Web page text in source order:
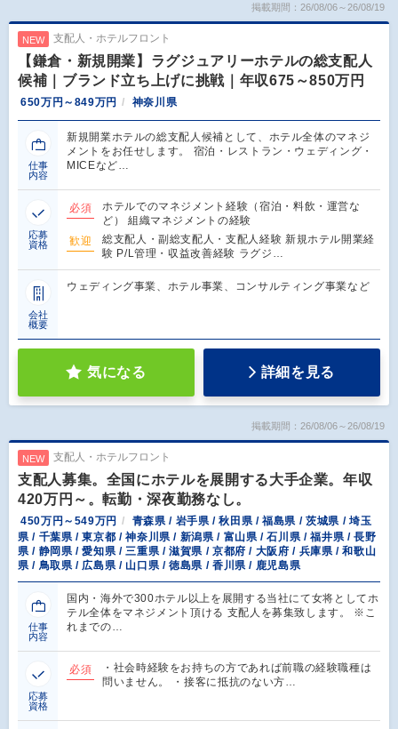
掲載期間：26/08/06～26/08/19
NEW 支配人・ホテルフロント
【鎌倉・新規開業】ラグジュアリーホテルの総支配人
候補｜ブランド立ち上げに挑戦｜年収675～850万円
650万円～849万円 神奈川県
仕事
内容
新規開業ホテルの総支配人候補として、ホテル全体のマネジ
メントをお任せします。 宿泊・レストラン・ウェディング・
MICEなど…
応募
資格
必須
ホテルでのマネジメント経験（宿泊・料飲・運営な
ど） 組織マネジメントの経験
歓迎
総支配人・副総支配人・支配人経験 新規ホテル開業経
験 P/L管理・収益改善経験 ラグジ…
会社
概要
ウェディング事業、ホテル事業、コンサルティング事業など
気になる 詳細を見る
掲載期間：26/08/06～26/08/19
NEW 支配人・ホテルフロント
支配人募集。全国にホテルを展開する大手企業。年収
420万円～。転勤・深夜勤務なし。
450万円～549万円
青森県 / 岩手県 / 秋田県 / 福島県 / 茨城県 / 埼玉
県 / 千葉県 / 東京都 / 神奈川県 / 新潟県 / 富山県 / 石川県 / 福井県 / 長野
県 / 静岡県 / 愛知県 / 三重県 / 滋賀県 / 京都府 / 大阪府 / 兵庫県 / 和歌山
県 / 鳥取県 / 広島県 / 山口県 / 徳島県 / 香川県 / 鹿児島県
仕事
内容
国内・海外で300ホテル以上を展開する当社にて女将としてホ
テル全体をマネジメント頂ける 支配人を募集致します。 ※こ
れまでの…
応募
資格
必須
・社会時経験をお持ちの方であれば前職の経験職種は
問いません。 ・接客に抵抗のない方…